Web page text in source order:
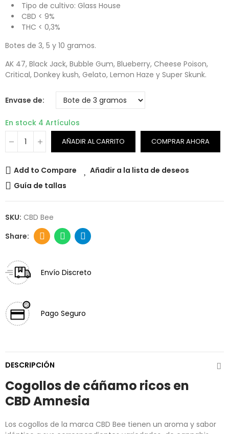
Tipo de cultivo: Glass House
CBD < 9%
THC < 0,3%
Botes de 3, 5 y 10 gramos.
AK 47, Black Jack, Bubble Gum, Blueberry, Cheese Poison,
Critical, Donkey kush, Gelato, Lemon Haze y Super Skunk.
Envase de
En stock 4 Artículos
AÑADIR AL CARRITO COMPRAR AHORA
Add to Compare
Añadir a la lista de deseos
Guía de tallas
SKU: CBD Bee
Envío Discreto
Pago Seguro
DESCRIPCIÓN
Cogollos de cáñamo ricos en
CBDAmnesia
Los cogollos de la marca CBD Bee tienen un aroma y sabor